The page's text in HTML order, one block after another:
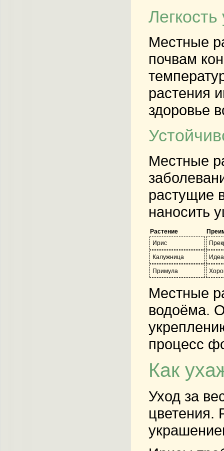
Местные
почвам
растения
здоровье
Местные
растущие
наносить
Растение
Ирис
Калужница
Примула
Местные
водоёма.
процесс
Как
Уход за
цветения.